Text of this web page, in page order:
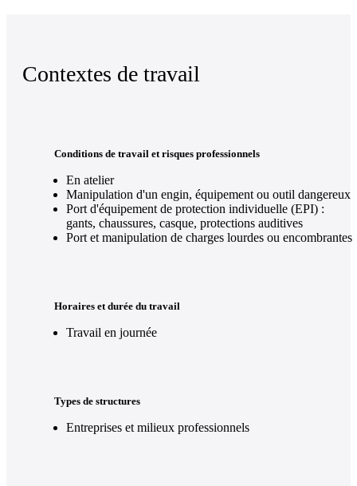
Contextes de travail
Conditions de travail et risques professionnels
En atelier
Manipulation d'un engin, équipement ou outil dangereux
Port d'équipement de protection individuelle (EPI) :
gants, chaussures, casque, protections auditives
Port et manipulation de charges lourdes ou encombrantes
Horaires et durée du travail
Travail en journée
Types de structures
Entreprises et milieux professionnels